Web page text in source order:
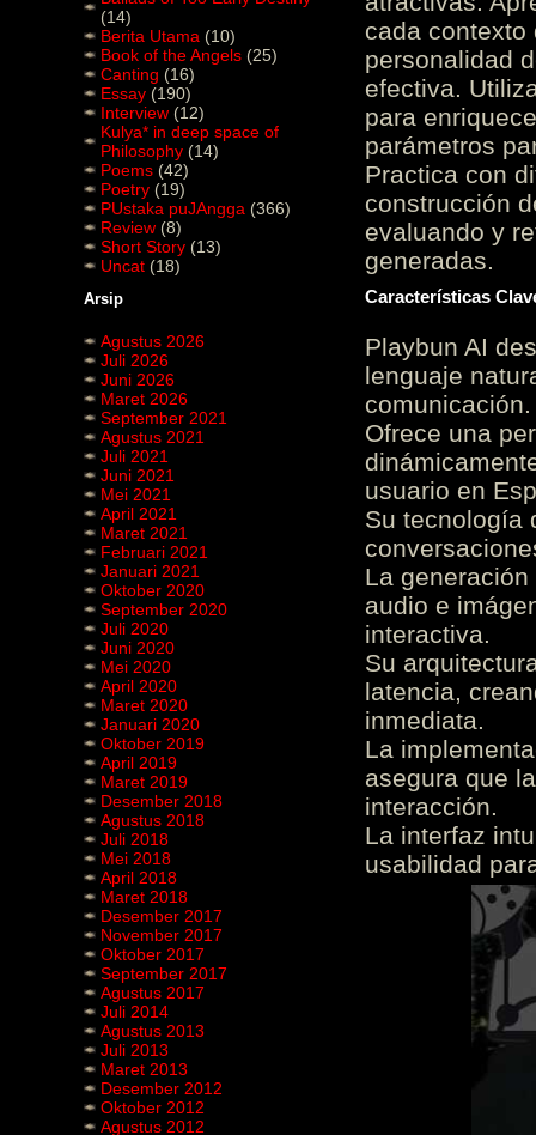
(14)
Berita Utama (10)
Book of the Angels (25)
Canting (16)
Essay (190)
Interview (12)
Kulya* in deep space of
Philosophy (14)
Poems (42)
Poetry (19)
PUstaka puJAngga (366)
Review (8)
Short Story (13)
Uncat (18)
Arsip
Agustus 2026
Juli 2026
Juni 2026
Maret 2026
September 2021
Agustus 2021
Juli 2021
Juni 2021
Mei 2021
April 2021
Maret 2021
Februari 2021
Januari 2021
Oktober 2020
September 2020
Juli 2020
Juni 2020
Mei 2020
April 2020
Maret 2020
Januari 2020
Oktober 2019
April 2019
Maret 2019
Desember 2018
Agustus 2018
Juli 2018
Mei 2018
April 2018
Maret 2018
Desember 2017
November 2017
Oktober 2017
September 2017
Agustus 2017
Juli 2014
Agustus 2013
Juli 2013
Maret 2013
Desember 2012
Oktober 2012
Agustus 2012
cada contexto
personalidad
efectiva.
para
parámetros
Practica con
construcción
evaluando y
generadas.
Características
Playbun AI
lenguaje
comunicación.
Ofrece una
usuario en
Su tecnología
La
audio e
interactiva.
Su
latencia,
inmediata.
La
asegura que
interacción.
La interfaz
usabilidad